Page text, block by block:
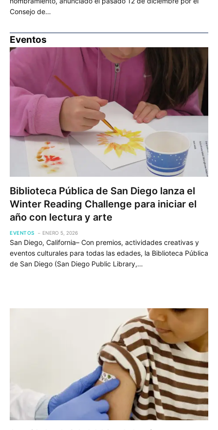
Consejo de…
Eventos
Biblioteca Pública de San Diego lanza el
Winter Reading Challenge para iniciar el
año con lectura y arte
EVENTOS ENERO 5, 2026
San Diego, California– Con premios, actividades creativas y
eventos culturales para todas las edades, la Biblioteca Pública
de San Diego (San Diego Public Library,…